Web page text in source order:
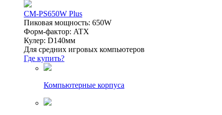
CM-PS650W Plus
Пиковая мощность: 650W
Форм-фактор: ATX
Кулер: D140мм
Для средних игровых компьютеров
Где купить?
Компьютерные корпуса